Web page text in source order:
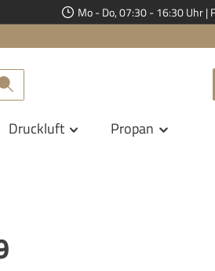
Mo - Do, 07:30 - 16:30 Uhr |
Druckluft
Propan